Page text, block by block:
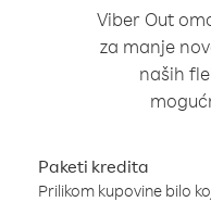
Viber Out
za manje
naših
Paketi kredita
Prilikom kupovine bilo